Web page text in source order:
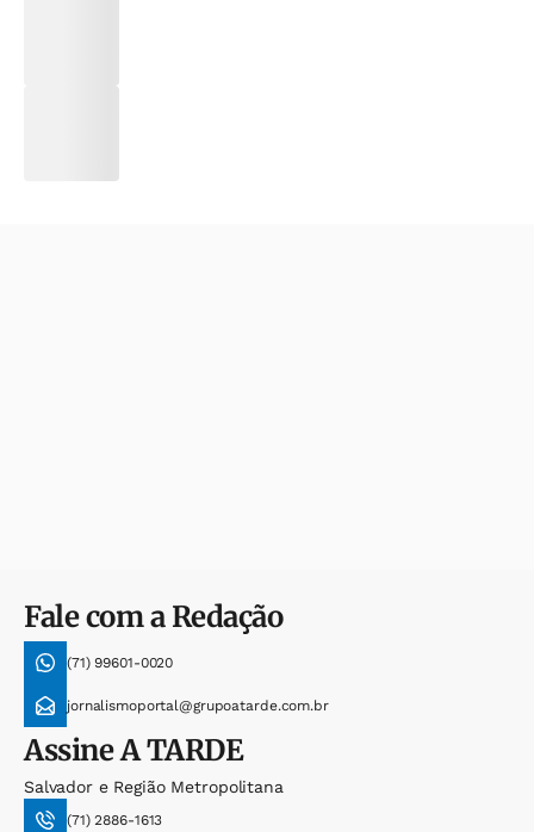
Fale com a Redação
(71) 99601-0020
jornalismoportal@grupoatarde.com.br
AssineA TARDE
Salvador e Região Metropolitana
(71) 2886-1613